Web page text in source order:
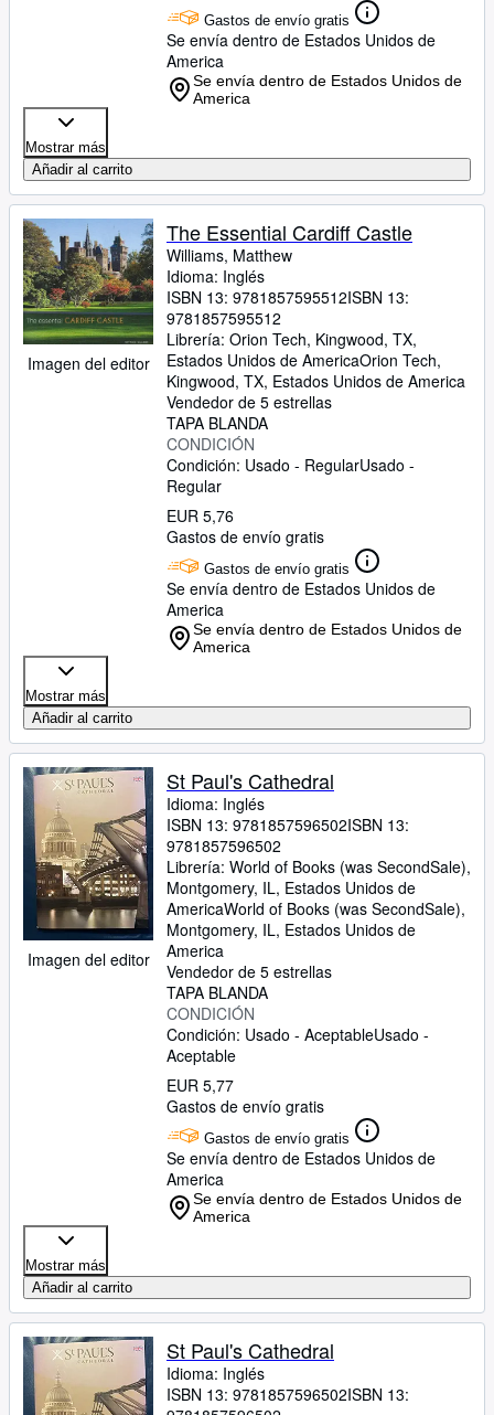
Gastos de envío gratis
Se envía dentro de Estados Unidos de
America
Se envía dentro de Estados Unidos de
America
Mostrar más
Añadir al carrito
Imagen del editor
The Essential Cardiff Castle
Williams, Matthew
Idioma: Inglés
ISBN 13: 9781857595512ISBN 13:
9781857595512
Librería: Orion Tech, Kingwood, TX,
Estados Unidos de AmericaOrion Tech,
Kingwood, TX, Estados Unidos de America
Vendedor de 5 estrellas
TAPA BLANDA
CONDICIÓN
Condición: Usado - RegularUsado -
Regular
EUR 5,76
Gastos de envío gratis
Gastos de envío gratis
Se envía dentro de Estados Unidos de
America
Se envía dentro de Estados Unidos de
America
Mostrar más
Añadir al carrito
Imagen del editor
St Paul's Cathedral
Idioma: Inglés
ISBN 13: 9781857596502ISBN 13:
9781857596502
Librería: World of Books (was SecondSale),
Montgomery, IL, Estados Unidos de
AmericaWorld of Books (was SecondSale),
Montgomery, IL, Estados Unidos de
America
Vendedor de 5 estrellas
TAPA BLANDA
CONDICIÓN
Condición: Usado - AceptableUsado -
Aceptable
EUR 5,77
Gastos de envío gratis
Gastos de envío gratis
Se envía dentro de Estados Unidos de
America
Se envía dentro de Estados Unidos de
America
Mostrar más
Añadir al carrito
St Paul's Cathedral
Idioma: Inglés
ISBN 13: 9781857596502ISBN 13: